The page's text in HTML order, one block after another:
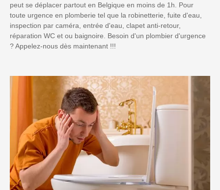
peut se déplacer partout en Belgique en moins de 1h. Pour
toute urgence en plomberie tel que la robinetterie, fuite d'eau,
inspection par caméra, entrée d'eau, clapet anti-retour,
réparation WC et ou baignoire. Besoin d'un plombier d'urgence
? Appelez-nous dès maintenant !!!